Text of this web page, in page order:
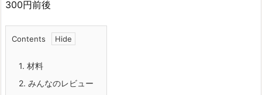
300円前後
Contents
1. 材料
2. みんなのレビュー